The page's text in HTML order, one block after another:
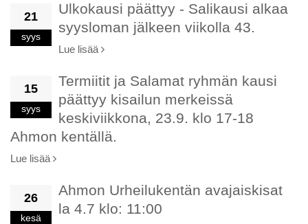
21
syys
Ulkokausi päättyy - Salikausi alkaa
syysloman jälkeen viikolla 43.
Lue lisää
15
syys
Termiitit ja Salamat ryhmän kausi
päättyy kisailun merkeissä
keskiviikkona, 23.9. klo 17-18
Ahmon kentällä.
Lue lisää
26
kesä
Ahmon Urheilukentän avajaiskisat
la 4.7 klo: 11:00